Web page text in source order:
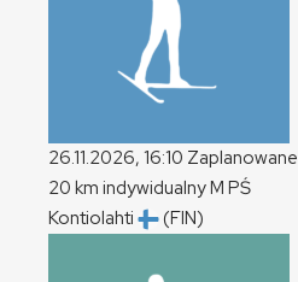
26.11.2026, 16:10 Zaplanowane
20 km indywidualnyM PŚ
Kontiolahti
(FIN)